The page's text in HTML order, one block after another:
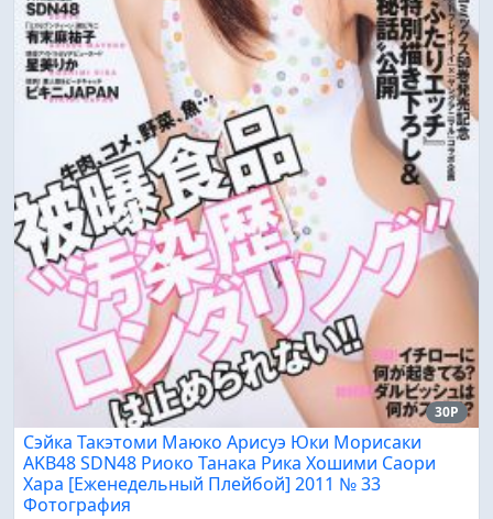
30P
Сэйка Такэтоми Маюко Арисуэ Юки Морисаки
AKB48 SDN48 Риоко Танака Рика Хошими Саори
Хара [Еженедельный Плейбой] 2011 № 33
Фотография